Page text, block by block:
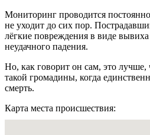
Мониторинг проводится
не уходит до сих пор.
лёгкие повреждения в виде
неудачного падения.
Но, как говорит он сам, это лучше,
такой громадины, когда
смерть.
Карта места происшествия: